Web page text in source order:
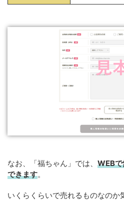
なお、「福ちゃん」では、 WEBで
できます。
いくらくらいで売れるものなのか